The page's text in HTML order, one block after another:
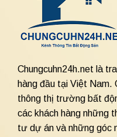
Chungcuhn24h.net là
hàng đầu tại Việt Nam.
thông thị trường bất
các khách hàng những
tư dự án và những góc